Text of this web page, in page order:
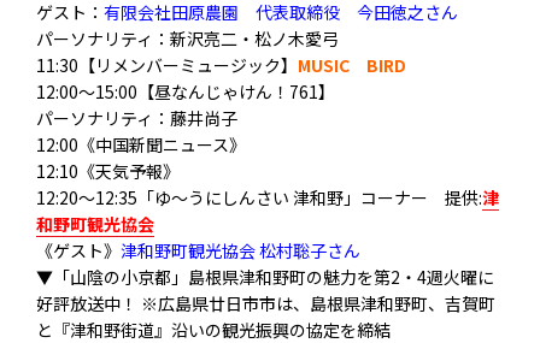
ゲスト： 有限会社田原農園 代表取締役 今田徳之さん
パーソナリティ：新沢亮二・松ノ木愛弓
11:30【リメンバーミュージック】 MUSIC BIRD
12:00～15:00【昼なんじゃけん！761】
パーソナリティ：藤井尚子
12:00《中国新聞ニュース》
12:10《天気予報》
12:20〜12:35「ゆ〜うにしんさい 津和野」コーナー 提供:津
和野町観光協会
《ゲスト》 津和野町観光協会 松村聡子さん
▼「山陰の小京都」島根県津和野町の魅力を第2・4週火曜に
好評放送中！ ※広島県廿日市市は、島根県津和野町、吉賀町
と『津和野街道』沿いの観光振興の協定を締結